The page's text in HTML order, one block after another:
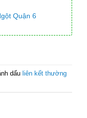
Quận 6
dấu liên kết thường